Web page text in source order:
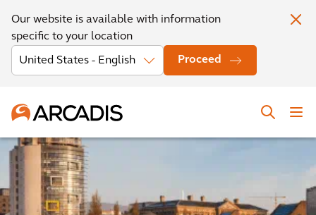
Our website is available with information
specific to your location
Proceed